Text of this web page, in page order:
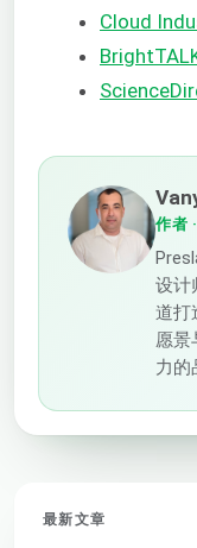
Cloud
作者
设计
道打
愿景
力的
最新文章